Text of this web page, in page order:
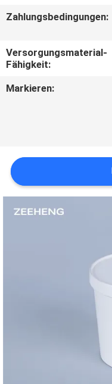
IN
VERBINDUNG
NACHRICHTEN
ZITAT
SITEMAP
Zahlungsbedingungen:
Versorgungsmaterial-
Fähigkeit:
Markieren: